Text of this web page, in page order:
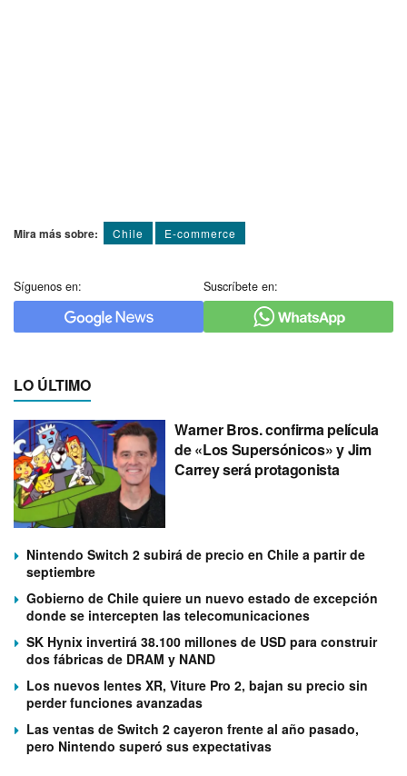
Mira más sobre: Chile E-commerce
Síguenos en: Suscríbete en:
LO ÚLTIMO
Warner Bros. confirma película
de «Los Supersónicos» y Jim
Carrey será protagonista
Nintendo Switch 2 subirá de precio en Chile a partir de
septiembre
Gobierno de Chile quiere un nuevo estado de excepción
donde se intercepten las telecomunicaciones
SK Hynix invertirá 38.100 millones de USD para construir
dos fábricas de DRAM y NAND
Los nuevos lentes XR, Viture Pro 2, bajan su precio sin
perder funciones avanzadas
Las ventas de Switch 2 cayeron frente al año pasado,
pero Nintendo superó sus expectativas